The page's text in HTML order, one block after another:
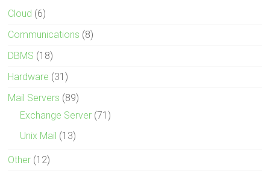
Cloud (6)
Communications (8)
DBMS (18)
Hardware (31)
Mail Servers (89)
Exchange Server (71)
Unix Mail (13)
Other (12)